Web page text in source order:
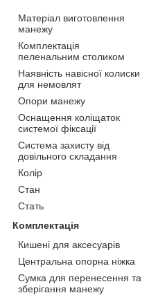
Матеріал виготовлення
манежу
Комплектація
пеленальним столиком
Наявність навісної колиски
для немовлят
Опори манежу
Оснащення коліщаток
системої фіксації
Система захисту від
довільного складання
Колір
Стан
Стать
Комплектація
Кишені для аксесуарів
Центральна опорна ніжка
Сумка для перенесення та
зберігання манежу